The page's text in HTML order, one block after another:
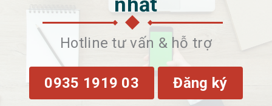
Hotline tư vấn & hỗ trợ
0935 1919 03 Đăng ký